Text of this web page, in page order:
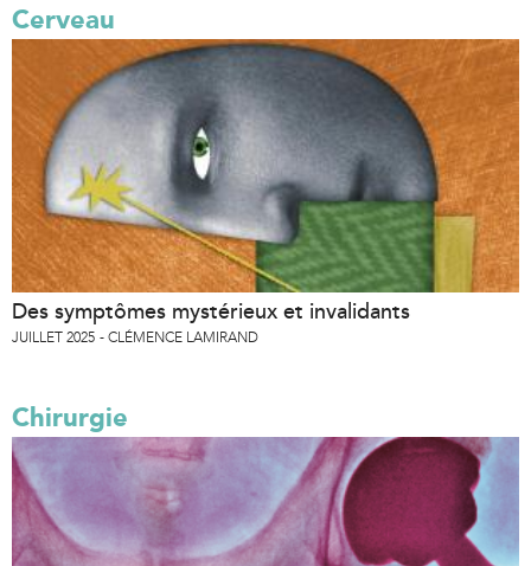
Cerveau
Des symptômes mystérieux et invalidants
JUILLET 2025 CLÉMENCE LAMIRAND
Chirurgie